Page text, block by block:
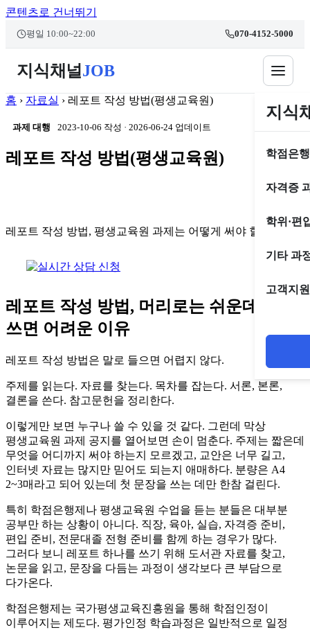
콘텐츠로 건너뛰기
평일 10:00~22:00 070-4152-5000
지식채널 JOB
지식
학점은
자격증
학위·편
기타 과
고객지원
홈 › 자료실 › 레포트 작성 방법(평생교육원)
과제 대행 2023-10-06 작성 · 2026-06-24 업데이트
레포트 작성 방법(평생교육원)
레포트 작성 방법, 평생교육원 과제는 어떻게 써야 할까?
레포트 작성 방법, 머리로는 쉬운데 막상
쓰면 어려운 이유
레포트 작성 방법은 말로 들으면 어렵지 않다.
주제를 읽는다. 자료를 찾는다. 목차를 잡는다. 서론, 본론,
결론을 쓴다. 참고문헌을 정리한다.
이렇게만 보면 누구나 쓸 수 있을 것 같다. 그런데 막상
평생교육원 과제 공지를 열어보면 손이 멈춘다. 주제는 짧은데
무엇을 어디까지 써야 하는지 모르겠고, 교안은 너무 길고,
인터넷 자료는 많지만 믿어도 되는지 애매하다. 분량은 A4
2~3매라고 되어 있는데 첫 문장을 쓰는 데만 한참 걸린다.
특히 학점은행제나 평생교육원 수업을 듣는 분들은 대부분
공부만 하는 상황이 아니다. 직장, 육아, 실습, 자격증 준비,
편입 준비, 전문대졸 전형 준비를 함께 하는 경우가 많다.
그러다 보니 레포트 하나를 쓰기 위해 도서관 자료를 찾고,
논문을 읽고, 문장을 다듬는 과정이 생각보다 큰 부담으로
다가온다.
학점은행제는 국가평생교육진흥원을 통해 학점인정이
이루어지는 제도다. 평가인정 학습과정은 일반적으로 일정